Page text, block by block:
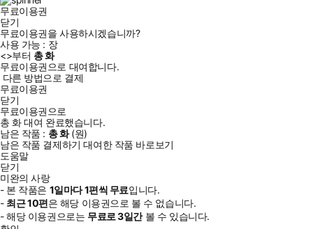
무료이용권
닫기
무료이용권을 사용하시겠습니까?
사용 가능 : 장
<>부터 총화
무료이용권으로 대여합니다.
다른 방법으로 결제
무료이용권
닫기
무료이용권으로
총 화대여 완료했습니다.
남은 작품 : 총화(원)
남은 작품 결제하기 대여한 작품 바로보기
도움말
닫기
미완의 사랑
- 본 작품은 1일마다1편씩 무료입니다.
- 최근10편은 해당 이용권으로 볼 수 없습니다.
- 해당 이용권으로는 무료로3일간볼 수 있습니다.